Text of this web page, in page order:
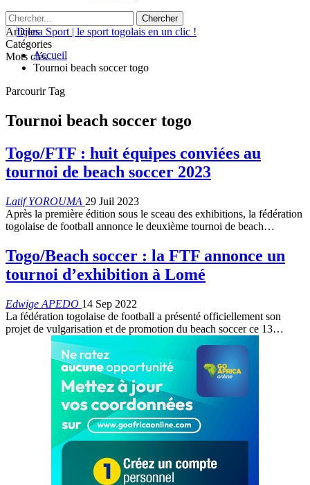
Articles
Catégories
Mots clésAccueil
Tournoi beach soccer togo
Parcourir Tag
Tournoi beach soccer togo
Togo/FTF : huit équipes conviées au
tournoi de beach soccer 2023
Latif YOROUMA 29 Juil 2023
Après la première édition sous le sceau des exhibitions, la fédération
togolaise de football annonce le deuxième tournoi de beach…
Togo/Beach soccer : la FTF annonce un
tournoi d’exhibition à Lomé
Edwige APEDO 14 Sep 2022
La fédération togolaise de football a présenté officiellement son
projet de vulgarisation et de promotion du beach soccer ce 13…